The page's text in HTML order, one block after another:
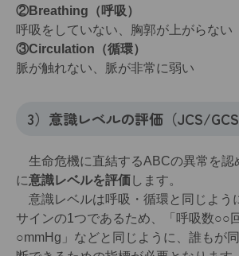
②Breathing（呼吸）
呼吸をしていない、胸郭が上がらない
③Circulation（循環）
脈が触れない、脈が非常に弱い
3）意識レベルの評価（JCS/GCS
生命危機に直結するABCの異常を認
に意識レベルを評価します。
意識レベルは呼吸・循環と同じよう
サインの1つであるため、「呼吸数○○
○mmHg」などと同じように、誰もが